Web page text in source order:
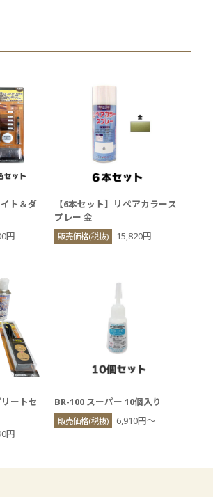
ト＆ダ
円
【6本セット】リペアカラース
プレー 金
販売価格(税抜) 15,820円
リートセ
円
BR-100 スーパー 10個入り
販売価格(税抜) 6,910円〜